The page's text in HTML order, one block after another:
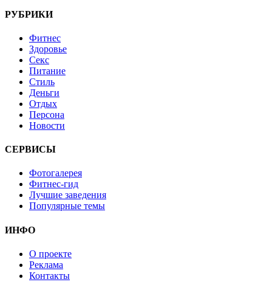
РУБРИКИ
Фитнес
Здоровье
Секс
Питание
Стиль
Деньги
Отдых
Персона
Новости
СЕРВИСЫ
Фотогалерея
Фитнес-гид
Лучшие заведения
Популярные темы
ИНФО
О проекте
Реклама
Контакты